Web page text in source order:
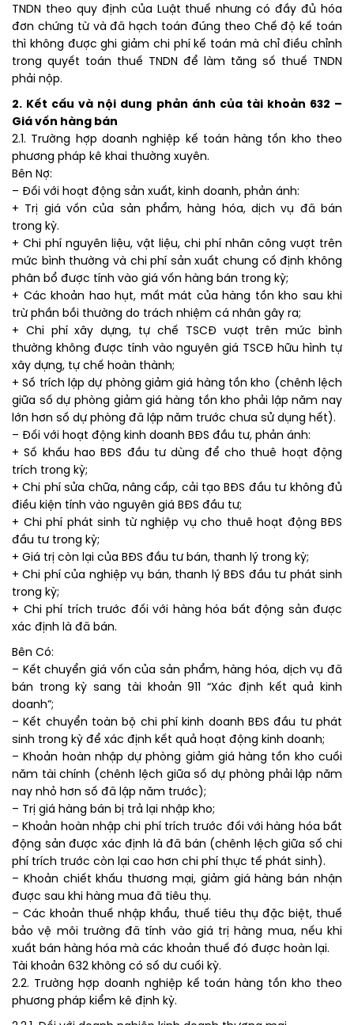
TNDN theo quy định của Luật thuế nhưng có đầy đủ hóa
đơn chứng từ và đã hạch toán đúng theo Chế độ kế toán
thì không được ghi giảm chi phí kế toán mà chỉ điều chỉnh
trong quyết toán thuế TNDN để làm tăng số thuế TNDN
phải nộp.
2. Kết cấu và nội dung phản ánh của tài khoản 632 –
Giá vốn hàng bán
2.1. Trường hợp doanh nghiệp kế toán hàng tồn kho theo
phương pháp kê khai thường xuyên.
Bên Nợ:
– Đối với hoạt động sản xuất, kinh doanh, phản ánh:
+ Trị giá vốn của sản phẩm, hàng hóa, dịch vụ đã bán
trong kỳ.
+ Chi phí nguyên liệu, vật liệu, chi phí nhân công vượt trên
mức bình thường và chi phí sản xuất chung cố định không
phân bổ được tính vào giá vốn hàng bán trong kỳ;
+ Các khoản hao hụt, mất mát của hàng tồn kho sau khi
trừ phần bồi thường do trách nhiệm cá nhân gây ra;
+ Chi phí xây dựng, tự chế TSCĐ vượt trên mức bình
thường không được tính vào nguyên giá TSCĐ hữu hình tự
xây dựng, tự chế hoàn thành;
+ Số trích lập dự phòng giảm giá hàng tồn kho (chênh lệch
giữa số dự phòng giảm giá hàng tồn kho phải lập năm nay
lớn hơn số dự phòng đã lập năm trước chưa sử dụng hết).
– Đối với hoạt động kinh doanh BĐS đầu tư, phản ánh:
+ Số khấu hao BĐS đầu tư dùng để cho thuê hoạt động
trích trong kỳ;
+ Chi phí sửa chữa, nâng cấp, cải tạo BĐS đầu tư không đủ
điều kiện tính vào nguyên giá BĐS đầu tư;
+ Chi phí phát sinh từ nghiệp vụ cho thuê hoạt động BĐS
đầu tư trong kỳ;
+ Giá trị còn lại của BĐS đầu tư bán, thanh lý trong kỳ;
+ Chi phí của nghiệp vụ bán, thanh lý BĐS đầu tư phát sinh
trong kỳ;
+ Chi phí trích trước đối với hàng hóa bất động sản được
xác định là đã bán.
Bên Có:
– Kết chuyển giá vốn của sản phẩm, hàng hóa, dịch vụ đã
bán trong kỳ sang tài khoản 911 “Xác định kết quả kinh
doanh”;
– Kết chuyển toàn bộ chi phí kinh doanh BĐS đầu tư phát
sinh trong kỳ để xác định kết quả hoạt động kinh doanh;
– Khoản hoàn nhập dự phòng giảm giá hàng tồn kho cuối
năm tài chính (chênh lệch giữa số dự phòng phải lập năm
nay nhỏ hơn số đã lập năm trước);
– Trị giá hàng bán bị trả lại nhập kho;
– Khoản hoàn nhập chi phí trích trước đối với hàng hóa bất
động sản được xác định là đã bán (chênh lệch giữa số chi
phí trích trước còn lại cao hơn chi phí thực tế phát sinh).
– Khoản chiết khấu thương mại, giảm giá hàng bán nhận
được sau khi hàng mua đã tiêu thụ.
– Các khoản thuế nhập khẩu, thuế tiêu thụ đặc biệt, thuế
bảo vệ môi trường đã tính vào giá trị hàng mua, nếu khi
xuất bán hàng hóa mà các khoản thuế đó được hoàn lại.
Tài khoản 632 không có số dư cuối kỳ.
2.2. Trường hợp doanh nghiệp kế toán hàng tồn kho theo
phương pháp kiểm kê định kỳ.